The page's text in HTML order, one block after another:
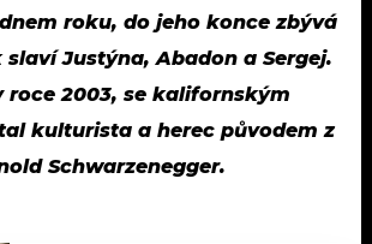
dnem roku, do jeho konce zbývá
slaví Justýna, Abadon a Sergej.
roce 2003, se kalifornským
kulturista a herec původem z
Schwarzenegger.